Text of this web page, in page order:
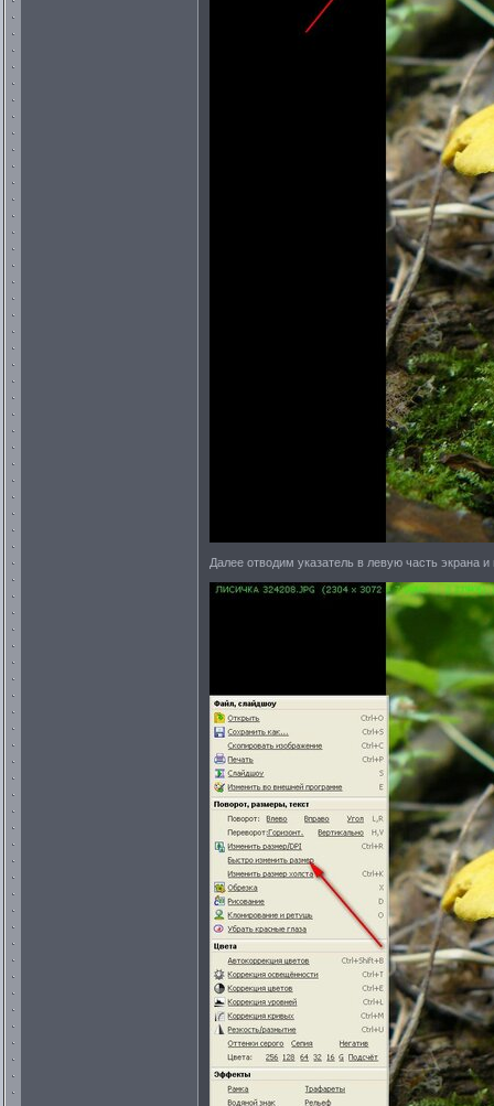
Далее отводим указатель в левую часть экрана